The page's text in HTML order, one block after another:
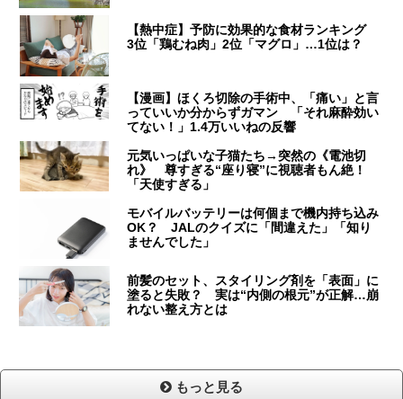
【熱中症】予防に効果的な食材ランキング
3位「鶏むね肉」2位「マグロ」…1位は？
【漫画】ほくろ切除の手術中、「痛い」と言
っていいか分からずガマン 「それ麻酔効い
てない！」1.4万いいねの反響
元気いっぱいな子猫たち→突然の《電池切
れ》 尊すぎる“座り寝”に視聴者もん絶！
「天使すぎる」
モバイルバッテリーは何個まで機内持ち込み
OK？ JALのクイズに「間違えた」「知り
ませんでした」
前髪のセット、スタイリング剤を「表面」に
塗ると失敗？ 実は“内側の根元”が正解…崩
れない整え方とは
もっと見る